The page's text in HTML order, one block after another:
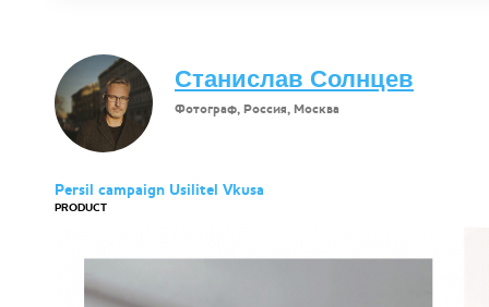
Станислав Солнцев
Фотограф, Россия, Москва
Persil campaign Usilitel Vkusa
PRODUCT